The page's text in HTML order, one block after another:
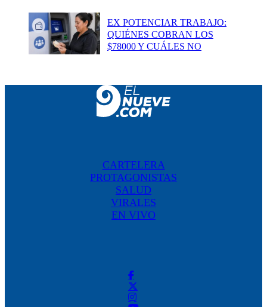
EX POTENCIAR TRABAJO:
QUIÉNES COBRAN LOS
$78000 Y CUÁLES NO
CARTELERA
PROTAGONISTAS
SALUD
VIRALES
EN VIVO